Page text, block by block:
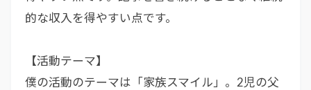
的な収入を得やすい点です。
【活動テーマ】
僕の活動のテーマは「家族スマイル」。2児の父